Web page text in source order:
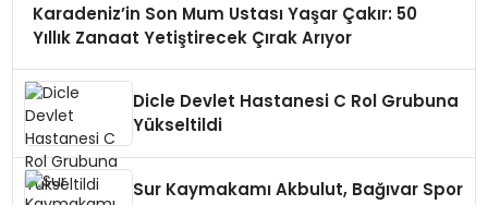
Karadeniz’in Son Mum Ustası Yaşar Çakır: 50
Yıllık Zanaat Yetiştirecek Çırak Arıyor
Dicle Devlet Hastanesi C Rol Grubuna
Yükseltildi
Sur Kaymakamı Akbulut, Bağıvar Spor